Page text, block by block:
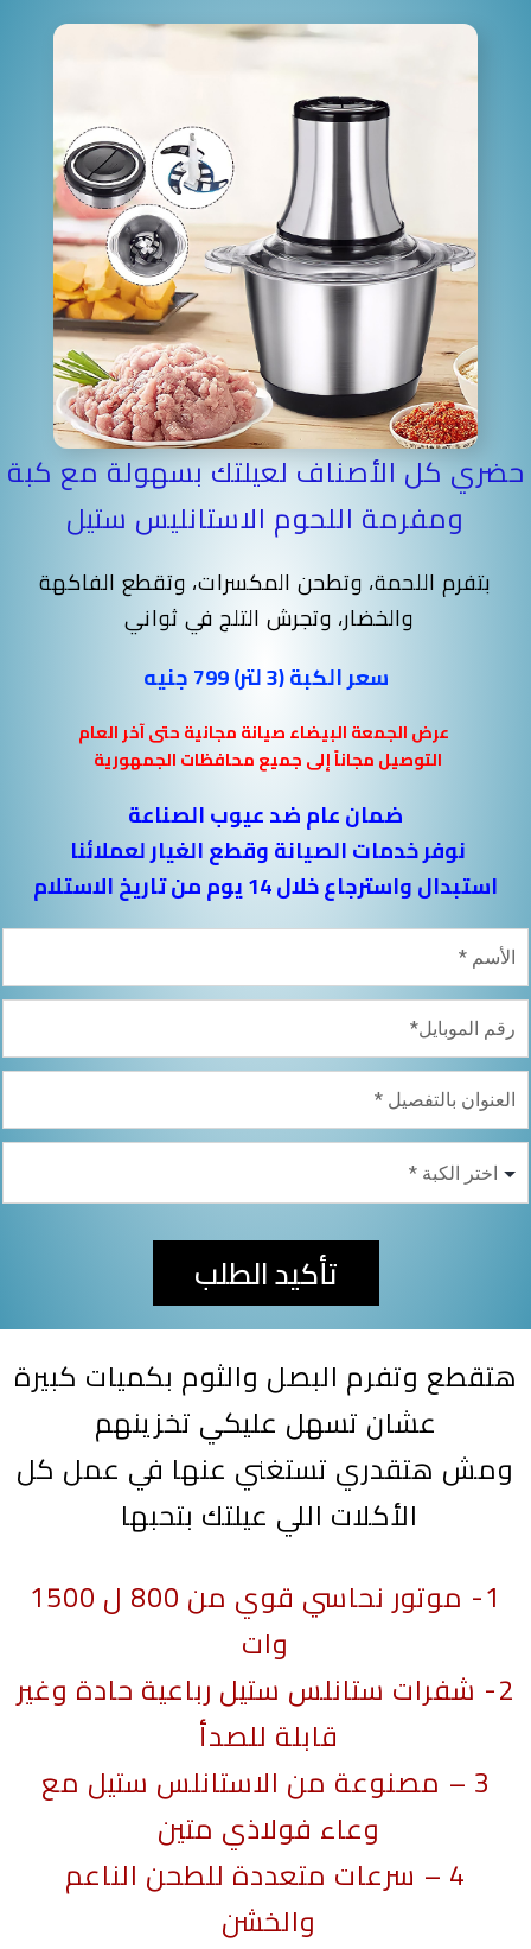
حضري كل الأصناف لعيلتك بسهولة مع كبة
ومفرمة اللحوم الاستانليس ستيل
بتفرم اللحمة، وتطحن المكسرات، وتقطع الفاكهة
والخضار، وتجرش التلج في ثواني
سعر الكبة (3 لتر) 799 جنيه
التوصيل مجاناً إلى جميع محافظات الجمهورية
ضمان عام ضد عيوب الصناعة
نوفر خدمات الصيانة وقطع الغيار لعملائنا
استبدال واسترجاع خلال 14 يوم من تاريخ الاستلام
تأكيد الطلب
هتقطع وتفرم البصل والثوم بكميات كبيرة
عشان تسهل عليكي تخزينهم
ومش هتقدري تستغني عنها في عمل كل
الأكلات اللي عيلتك بتحبها
1- موتور نحاسي قوي من 800 ل 1500
وات
2- شفرات ستانلس ستيل رباعية حادة وغير
قابلة للصدأ
3 – مصنوعة من الاستانلس ستيل مع
وعاء فولاذي متين
4 – سرعات متعددة للطحن الناعم
والخشن